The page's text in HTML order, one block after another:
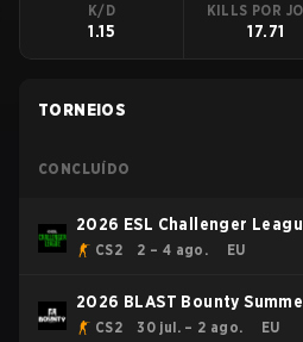
K/D
1.15
KILLS POR
17.71
TORNEIOS
CONCLUÍDO
2026 ESL Challenger
- Cup #2
CS2 2 – 4 ago. EU
2026 BLAST Bounty
CS2 30 jul. – 2 ago. EU